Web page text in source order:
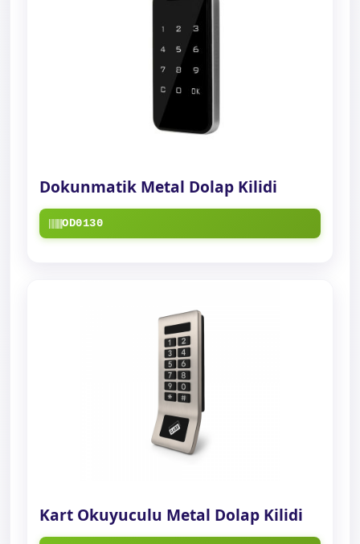
Dokunmatik Metal Dolap Kilidi
OD0130
Kart Okuyuculu Metal Dolap Kilidi